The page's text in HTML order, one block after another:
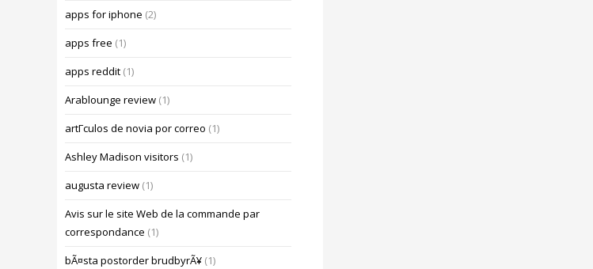
apps for iphone (2)
apps free (1)
apps reddit (1)
Arablounge review (1)
artГ­culos de novia por correo (1)
Ashley Madison visitors (1)
augusta review (1)
Avis sur le site Web de la commande par
correspondance (1)
bÃ¤sta postorder brudbyrÃ¥ (1)